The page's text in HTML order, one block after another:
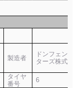
製造者
ドンフェンモー
ターズ株式会社
タイヤ
番号
6